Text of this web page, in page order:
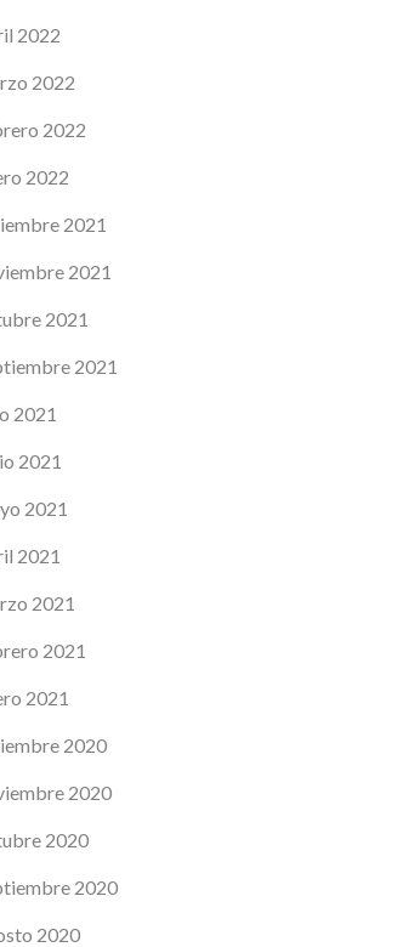
2022
2022
2022
2022
2021
2021
2021
2021
2021
2021
2021
2021
2021
2021
2021
2020
2020
2020
2020
2020